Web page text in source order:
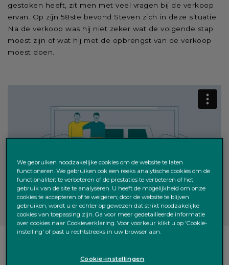
gestoken heeft, zit men met veel vragen bij de verkoop
ervan. Op zijn 58ste bevond Steven zich in deze situatie.
Na de verkoop was hij niet zeker wat de volgende stap
moest zijn of wat hij met de opbrengst van de verkoop
moest doen.
We gebruiken noodzakelijke cookies om de website te laten
functioneren. We gebruiken ook een reeks analytische cookies om de
functionaliteit te verbeteren of de prestaties te verbeteren of het
gebruik van de site te analyseren. U heeft de mogelijkheid om onze
cookies te accepteren of te weigeren; door de website te blijven
gebruiken, wordt u er echter op gewezen dat strikt noodzakelijke
cookies van toepassing zijn. Ga voor meer gedetailleerde informatie
over cookies naar Cookieverklaring. Voor voorkeur klikt u op 'Cookie-
instelling' of past u rechtstreeks in uw browser aan.
Cookie-instellingen